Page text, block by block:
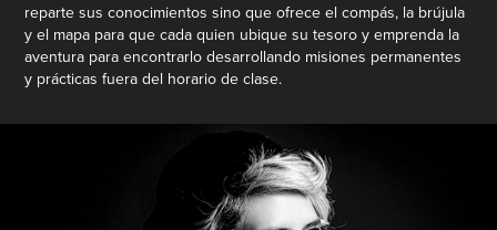
reparte sus conocimientos sino que ofrece el compás, la brújula
y el mapa para que cada quien ubique su tesoro y emprenda la
aventura para encontrarlo desarrollando misiones permanentes
y prácticas fuera del horario de clase.